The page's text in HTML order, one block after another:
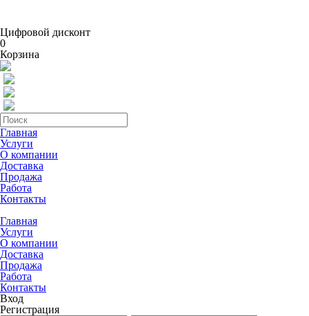
Цифровой дисконт
0
Корзина
Главная
Услуги
О компании
Доставка
Продажа
Работа
Контакты
Главная
Услуги
О компании
Доставка
Продажа
Работа
Контакты
Вход
Регистрация